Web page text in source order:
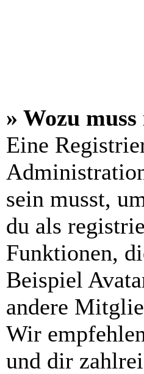
» Wozu
Eine
sein musst,
du als
Funktionen,
Beispiel
andere
Wir
und dir